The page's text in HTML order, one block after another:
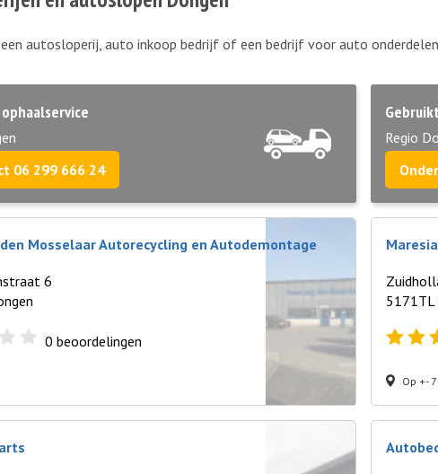
autosloperij, auto inkoop bedrijf of een bedrijf voor auto
06 299 666 24
Regio
Mosselaar Autorecycling en Autodemontage
6
0 beoordelingen
5171TL
Op +-